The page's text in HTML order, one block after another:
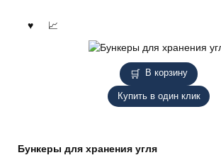
В корзину
Купить в один клик
Бункеры для хранения угля